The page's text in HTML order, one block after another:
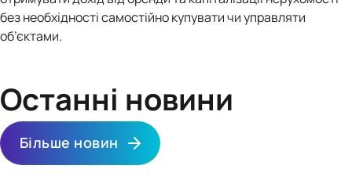
без необхідності самостійно купувати чи управляти
об’єктами.
Останні новини
Більше новин